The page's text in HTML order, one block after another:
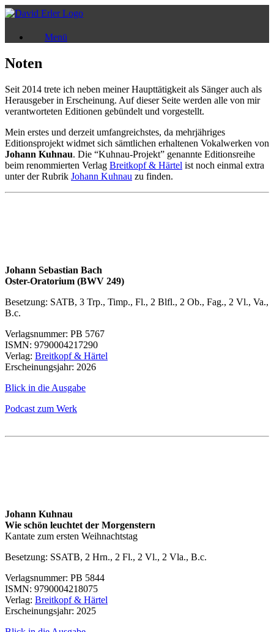
Zum
Inhalt
Menü
Noten
Seit 2014 trete ich neben meiner Haupttätigkeit als Sänger auch als
Herausgeber in Erscheinung. Auf dieser Seite werden alle von mir
verantworteten Editionen gebündelt und vorgestellt.
Mein erstes und derzeit umfangreichstes, da mehrjähriges
Editionsprojekt widmet sich sämtlichen erhaltenen Vokalwerken von
Johann Kuhnau. Die “Kuhnau-Projekt” genannte Editionsreihe
beim renommierten Verlag Breitkopf & Härtel ist noch einmal extra
unter der Rubrik Johann Kuhnau zu finden.
Johann Sebastian Bach
Oster-Oratorium (BWV 249)
Besetzung: SATB, 3 Trp., Timp., Fl., 2 Blfl., 2 Ob., Fag., 2 Vl., Va.,
B.c.
Verlagsnummer: PB 5767
ISMN: 9790004217290
Verlag: Breitkopf & Härtel
Erscheinungsjahr: 2026
Blick in die Ausgabe
Podcast zum Werk
Johann Kuhnau
Wie schön leuchtet der Morgenstern
Kantate zum ersten Weihnachtstag
Besetzung: SSATB, 2 Hrn., 2 Fl., 2 Vl., 2 Vla., B.c.
Verlagsnummer: PB 5844
ISMN: 9790004218075
Verlag: Breitkopf & Härtel
Erscheinungsjahr: 2025